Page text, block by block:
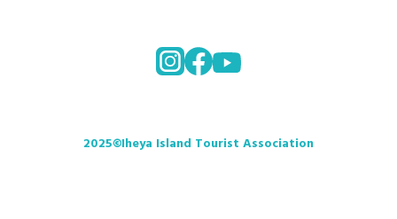
2025©Iheya Island Tourist Association